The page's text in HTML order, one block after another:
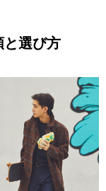
と選び方